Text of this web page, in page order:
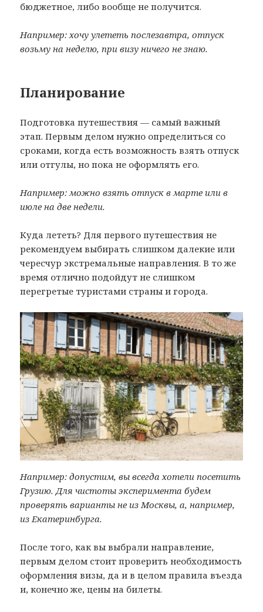
бюджетное, либо вообще не получится.
Например: хочу улететь послезавтра, отпуск
возьму на неделю, при визу ничего не знаю.
Планирование
Подготовка путешествия — самый важный
этап. Первым делом нужно определиться со
сроками, когда есть возможность взять отпуск
или отгулы, но пока не оформлять его.
Например: можно взять отпуск в марте или в
июле на две недели.
Куда лететь? Для первого путешествия не
рекомендуем выбирать слишком далекие или
чересчур экстремальные направления. В то же
время отлично подойдут не слишком
перегретые туристами страны и города.
Например: допустим, вы всегда хотели посетить
Грузию. Для чистоты эксперимента будем
проверять варианты не из Москвы, а, например,
из Екатеринбурга.
После того, как вы выбрали направление,
первым делом стоит проверить необходимость
оформления визы, да и в целом правила въезда
и, конечно же, цены на билеты.